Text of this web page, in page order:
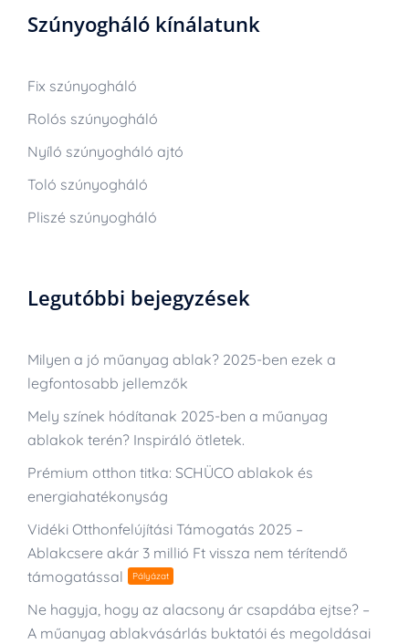
Szúnyogháló kínálatunk
Fix szúnyogháló
Rolós szúnyogháló
Nyíló szúnyogháló ajtó
Toló szúnyogháló
Pliszé szúnyogháló
Legutóbbi bejegyzések
Milyen a jó műanyag ablak? 2025-ben ezek a
legfontosabb jellemzők
Mely színek hódítanak 2025-ben a műanyag
ablakok terén? Inspiráló ötletek.
Prémium otthon titka: SCHÜCO ablakok és
energiahatékonyság
Vidéki Otthonfelújítási Támogatás 2025 –
Ablakcsere akár 3 millió Ft vissza nem térítendő
támogatással
Pályázat
Ne hagyja, hogy az alacsony ár csapdába ejtse? –
A műanyag ablakvásárlás buktatói és megoldásai